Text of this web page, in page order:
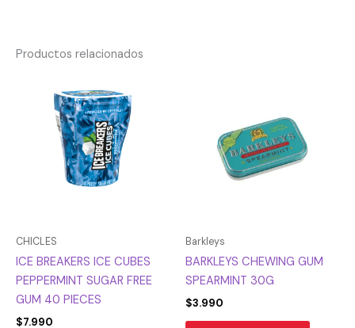
Productos relacionados
CHICLES
ICE BREAKERS ICE CUBES
PEPPERMINT SUGAR FREE
GUM 40 PIECES
$7.990
Barkleys
BARKLEYS CHEWING GUM
SPEARMINT 30G
$3.990